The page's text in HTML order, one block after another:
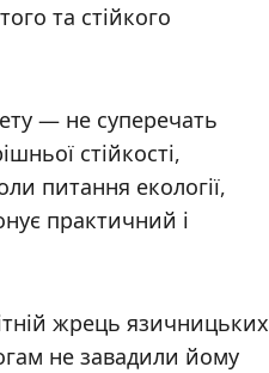
та стійкого
— не суперечать
стійкості,
питання екології,
практичний і
жрець язичницьких
не завадили йому